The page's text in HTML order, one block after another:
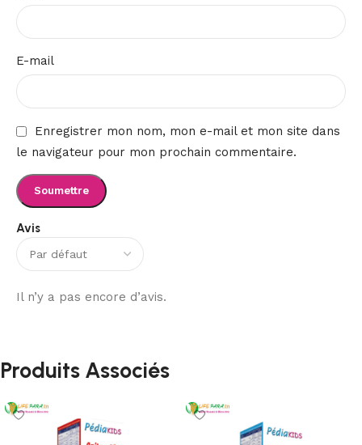
Avis
Il n’y a pas encore d’avis.
E-mail
Enregistrer mon nom, mon e-mail et mon site dans
le navigateur pour mon prochain commentaire.
Produits Associés